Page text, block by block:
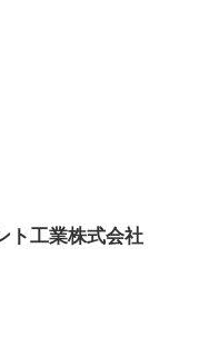
ト工業株式会社